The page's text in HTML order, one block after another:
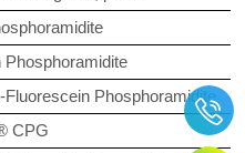
Phosphoramidite
Phosphoramidite
CPG